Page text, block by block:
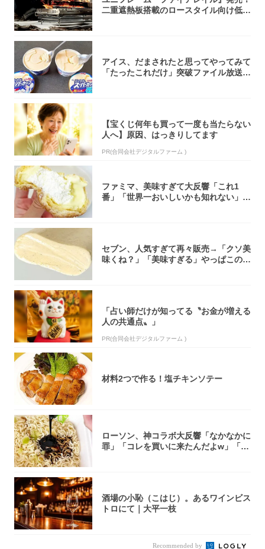
二重遮熱板搭載のロースタイル向け低型
アイス、だまされたと思ってやってみて
「たったこれだけ」突破ファイル放送で
【宝くじ何年も買って一度も当たらない
人へ】原因、はっきりしてます
PR(合同会社デジタルファーム )
ファミマ、美味すぎて大反響「これ1
番」「世界一おいしいかも知れない」
セブン、人気すぎて再々販売→「クソ美
味くね？」「美味すぎる」やっぱこのク
「占い師だけが知ってる〝お金が増える
人の共通点〟」
PR(合同会社デジタルファーム )
材料2つで作る！塩チキンソテー
ローソン、神コラボ大反響「なかなかに
罪」「コレを買いに来たんだよw」「３
酒場の小恥（こはじ）。あるワインビス
トロにて｜大平一枝
Recommended by